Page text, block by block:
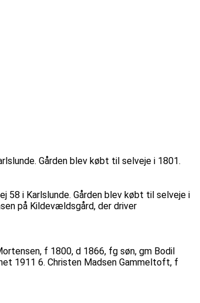
Gården blev købt til selveje i 1801.
58 i Karlslunde. Gården blev købt til selveje i
på Kildevældsgård, der driver
f 1800, d 1866, fg søn, gm Bodil
1911 6. Christen Madsen Gammeltoft, f